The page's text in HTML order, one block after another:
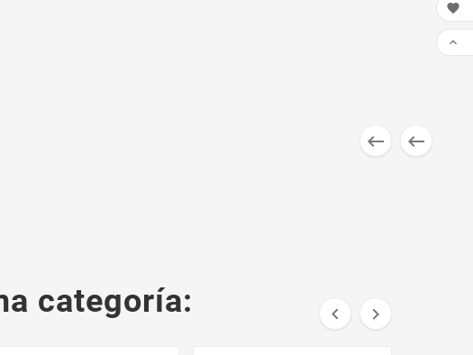
 
categoría:  

